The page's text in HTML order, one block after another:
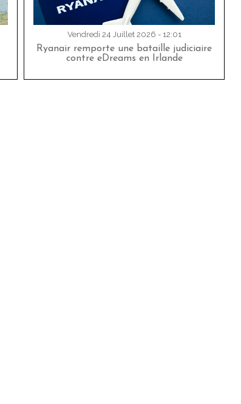
Vendredi 24 Juillet 2026 - 12:01
Ryanair remporte une bataille judiciaire
contre eDreams en Irlande